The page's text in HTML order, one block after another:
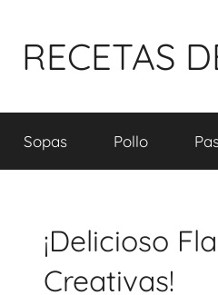
RECETAS
Sopas Pollo
¡Delicioso
Creativas!